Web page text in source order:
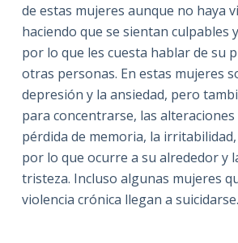
de estas mujeres aunque no haya
haciendo que se sientan culpables
por lo que les cuesta hablar de su
otras personas. En estas mujeres
depresión y la ansiedad, pero
para concentrarse, las alteraciones
pérdida de memoria, la
por lo que ocurre a su alrededor y
tristeza. Incluso algunas mujeres
violencia crónica llegan a suicidarse.